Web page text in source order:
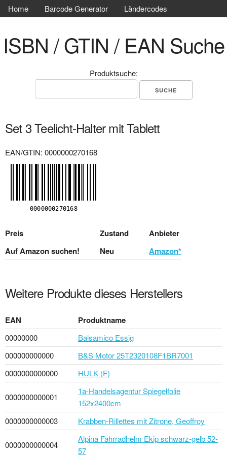
Home Barcode Generator Ländercodes
ISBN / GTIN / EAN Suche
Produktsuche:
Set 3 Teelicht-Halter mit Tablett
EAN/GTIN: 0000000270168
Preis Zustand
Anbieter
Auf Amazon suchen!
Neu Amazon*
Weitere Produkte dieses Herstellers
EAN Produktname
00000000
Balsamico Essig
000000000000
B&S Motor 25T2320108F1BR7001
0000000000000
HULK (F)
0000000000001
1a-Handelsagentur Spiegelfolie
152x2400cm
0000000000003
Krabben-Rillettes mit Zitrone, Geoffroy
0000000000004
Alpina Fahrradhelm Ekip schwarz-gelb 52-
57